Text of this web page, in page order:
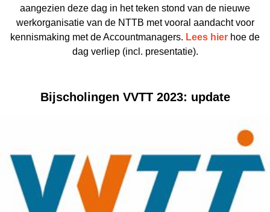
aangezien deze dag in het teken stond van de nieuwe
werkorganisatie van de NTTB met vooral aandacht voor
kennismaking met de Accountmanagers. Lees hier hoe de
dag verliep (incl. presentatie).
Bijscholingen VVTT 2023: update